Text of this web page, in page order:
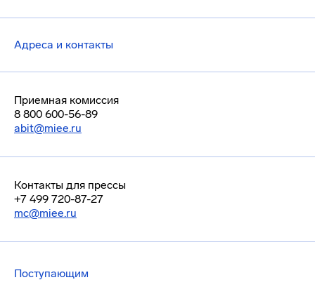
Адреса и контакты
Приемная комиссия
8 800 600-56-89
abit@miee.ru
Контакты для прессы
+7 499 720-87-27
mc@miee.ru
Поступающим